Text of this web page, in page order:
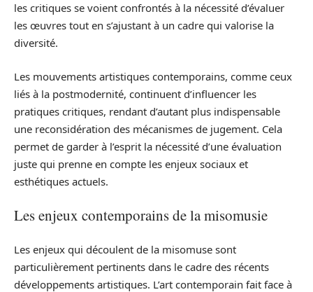
les critiques se voient confrontés à la nécessité d’évaluer
les œuvres tout en s’ajustant à un cadre qui valorise la
diversité.
Les mouvements artistiques contemporains, comme ceux
liés à la postmodernité, continuent d’influencer les
pratiques critiques, rendant d’autant plus indispensable
une reconsidération des mécanismes de jugement. Cela
permet de garder à l’esprit la nécessité d’une évaluation
juste qui prenne en compte les enjeux sociaux et
esthétiques actuels.
Les enjeux contemporains de la misomusie
Les enjeux qui découlent de la misomuse sont
particulièrement pertinents dans le cadre des récents
développements artistiques. L’art contemporain fait face à